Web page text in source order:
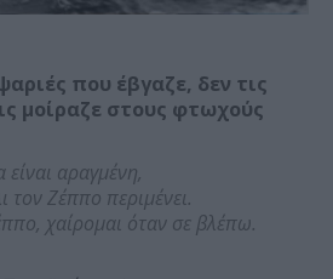
που έβγαζε, δεν τις
μοίραζε στους φτωχούς
αραγμένη,
τον Ζέππο περιμένει.
χαίρομαι όταν σε βλέπω.